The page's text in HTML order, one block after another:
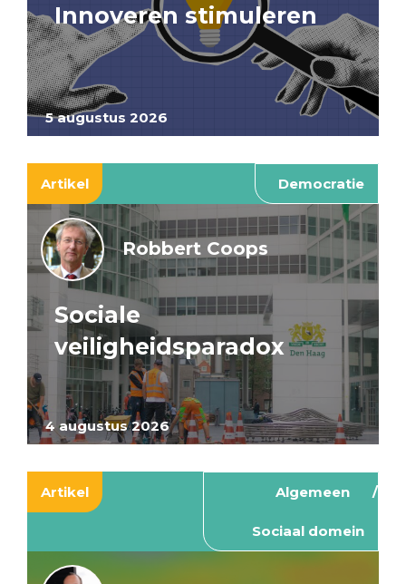
5 augustus 2026
Innoveren stimuleren
Artikel Democratie
4 augustus 2026
Robbert Coops
Sociale
veiligheidsparadox
Artikel Algemeen
Sociaal domein